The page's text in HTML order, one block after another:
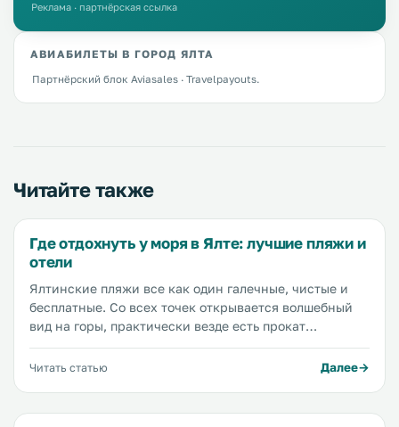
Реклама · партнёрская ссылка
АВИАБИЛЕТЫ В ГОРОД ЯЛТА
Партнёрский блок Aviasales · Travelpayouts.
Читайте также
Где отдохнуть у моря в Ялте: лучшие пляжи и
отели
Ялтинские пляжи все как один галечные, чистые и
бесплатные. Со всех точек открывается волшебный
вид на горы, практически везде есть прокат
шезлонгов, души, туалеты, вышки спасателей,
пляжные бары и кафе. Из минусов — обилие людей,
Читать статью Далее